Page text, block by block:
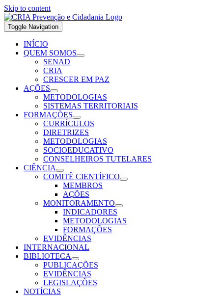
Skip to content
Toggle Navigation
INÍCIO
QUEM SOMOS
SENAD
CRIA
CRESCER EM PAZ
AÇÕES
METODOLOGIAS
SISTEMAS TERRITORIAIS
FORMAÇÕES
CURRÍCULOS
DIRETRIZES
METODOLOGIAS
SOCIOEDUCATIVO
CONSELHEIROS TUTELARES
CIÊNCIA
COMITÊ CIENTÍFICO
MEMBROS
AÇÕES
MONITORAMENTO
INDICADORES
METODOLOGIAS
FORMAÇÕES
EVIDÊNCIAS
INTERNACIONAL
BIBLIOTECA
PUBLICAÇÕES
EVIDÊNCIAS
LEGISLAÇÕES
NOTÍCIAS